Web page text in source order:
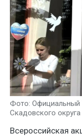
Фото: Официальный
Скадовского округа
Всероссийская